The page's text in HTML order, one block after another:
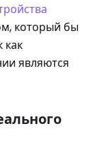
который бы
как
являются